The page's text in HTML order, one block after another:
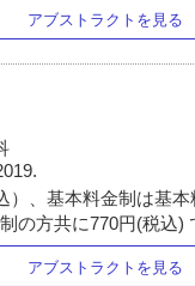
アブストラクトを見る
、基本料金制は基本
の方共に770円(税込)
アブストラクトを見る